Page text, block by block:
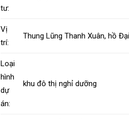
tư:
Vị
trí:
Thung Lũng Thanh Xuân, hồ
Loại
hình
dự
án:
khu đô thị nghỉ dưỡng